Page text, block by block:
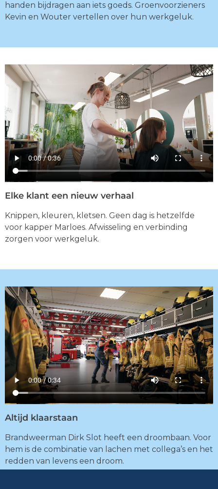
handen bijdragen aan iets goeds. Groenvoorzieners
Kevin en Wouter vertellen over hun werkgeluk.
Elke klant een nieuw verhaal
Knippen, kleuren, kletsen. Geen dag is hetzelfde
voor kapper Marloes. Afwisseling en verbinding
zorgen voor werkgeluk.
Altijd klaarstaan
Brandweerman Dirk Slot heeft een droombaan. Voor
hem is de combinatie van lachen met collega’s en het
redden van levens een droom.